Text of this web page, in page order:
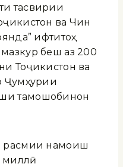
тасвирии
ва Чин
ифтитоҳ
беш аз 200
Тоҷикистон ва
Ҷумҳурии
тамошобинон
расмии намоиш
миллӣ